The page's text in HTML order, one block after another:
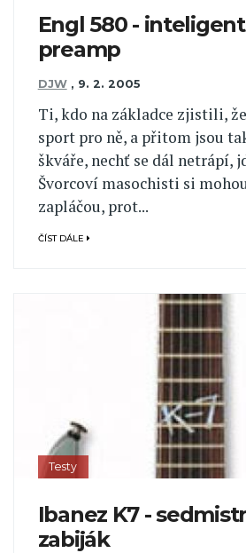
Engl 580 -
preamp
DJW , 9. 2. 2005
Ti, kdo na základce zjistili,
sport pro ně, a přitom jsou
škváře, nechť se dál netrápí,
Švorcoví masochisti si
zapláčou, prot...
ČÍST DÁLE
Testy
Ibanez K7 -
zabiják